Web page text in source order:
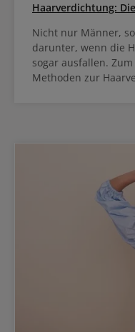
Haarverdichtung:
Nicht nur Männer,
darunter, wenn die
sogar ausfallen.
Methoden zur